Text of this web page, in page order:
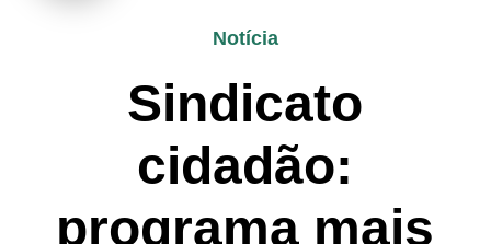
Notícia
Sindicato
cidadão:
programa mais